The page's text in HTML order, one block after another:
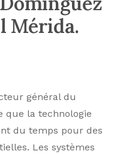
Mérida.
général du
que la technologie
du temps pour des
Les systèmes